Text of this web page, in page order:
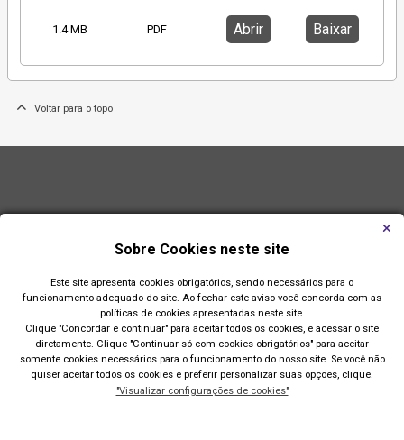
1.4 MB PDF Abrir Baixar
Voltar para o topo
Sobre Cookies neste site
Este site apresenta cookies obrigatórios, sendo necessários para o
funcionamento adequado do site. Ao fechar este aviso você concorda com as
políticas de cookies apresentadas neste site.
Clique "Concordar e continuar" para aceitar todos os cookies, e acessar o site
diretamente. Clique "Continuar só com cookies obrigatórios" para aceitar
somente cookies necessários para o funcionamento do nosso site. Se você não
quiser aceitar todos os cookies e preferir personalizar suas opções, clique.
"Visualizar configurações de cookies"
Prefeitura de Imbé